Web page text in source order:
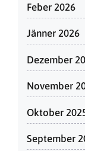
Feber 2026
Jänner 2026
Dezember
November
Oktober
September